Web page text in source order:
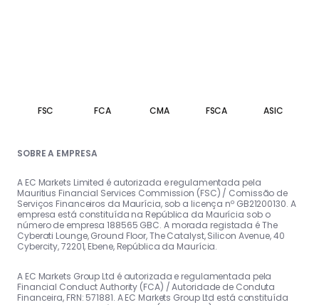
FSC FCA CMA FSCA ASIC
SOBRE A EMPRESA
A EC Markets Limited é autorizada e regulamentada pela
Mauritius Financial Services Commission (FSC) / Comissão de
Serviços Financeiros da Maurícia, sob a licença nº GB21200130. A
empresa está constituída na República da Maurícia sob o
número de empresa 188565 GBC. A morada registada é The
Cyberati Lounge, Ground Floor, The Catalyst, Silicon Avenue, 40
Cybercity, 72201, Ebene, República da Maurícia.
A EC Markets Group Ltd é autorizada e regulamentada pela
Financial Conduct Authority (FCA) / Autoridade de Conduta
Financeira, FRN: 571881. A EC Markets Group Ltd está constituída